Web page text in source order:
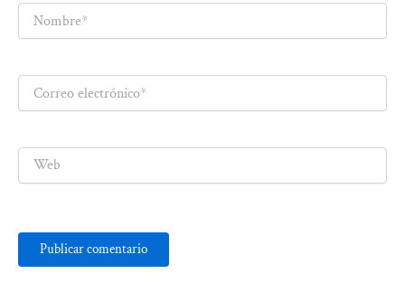
Nombre*
Correo
electrónico*
Web